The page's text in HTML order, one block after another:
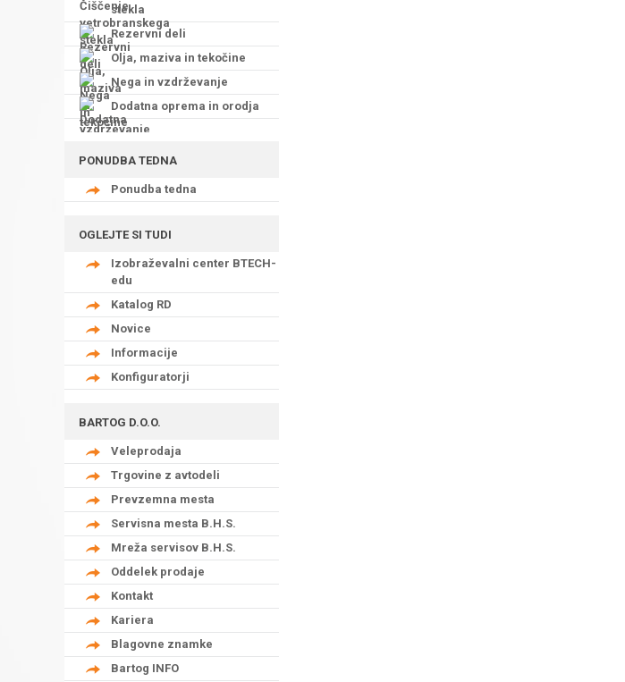
stekla
Rezervni deli
Olja, maziva in tekočine
Nega in vzdrževanje
Dodatna oprema in orodja
PONUDBA TEDNA
Ponudba tedna
OGLEJTE SI TUDI
Izobraževalni center BTECH-
edu
Katalog RD
Novice
Informacije
Konfiguratorji
BARTOG D.O.O.
Veleprodaja
Trgovine z avtodeli
Prevzemna mesta
Servisna mesta B.H.S.
Mreža servisov B.H.S.
Oddelek prodaje
Kontakt
Kariera
Blagovne znamke
Bartog INFO